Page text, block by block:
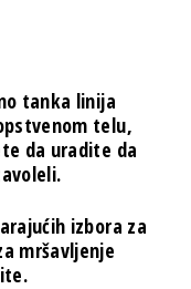
tanka linija
telu,
da uradite da
izbora za
mršavljenje